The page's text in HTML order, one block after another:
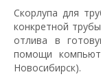
Скорлупа для
конкретной
отлива в
помощи
Новосибирск).